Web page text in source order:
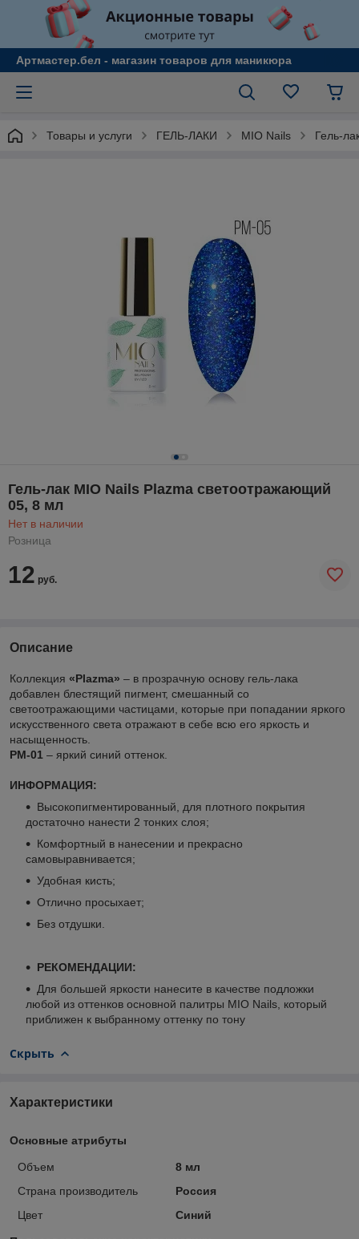
Артмастер.бел - магазин товаров для маникюра
Товары и услуги ГЕЛЬ-ЛАКИ MIO Nails Гель-
Гель-лак MIO Nails Plazma светоотражающий
05, 8 мл
Нет в наличии
Розница
12 руб.
Описание
Коллекция «Plazma» – в прозрачную основу гель-лака
добавлен блестящий пигмент, смешанный со
светоотражающими частицами, которые при попадании яркого
искусственного света отражают в себе всю его яркость и
насыщенность.
PM-01 – яркий синий оттенок.
ИНФОРМАЦИЯ:
Высокопигментированный, для плотного покрытия
достаточно нанести 2 тонких слоя;
Комфортный в нанесении и прекрасно
самовыравнивается;
Удобная кисть;
Отлично просыхает;
Без отдушки.
РЕКОМЕНДАЦИИ:
Для большей яркости нанесите в качестве подложки
любой из оттенков основной палитры MIO Nails, который
приближен к выбранному оттенку по тону
Скрыть
Характеристики
Основные атрибуты
Объем
8 мл
Страна производитель
Россия
Цвет
Синий